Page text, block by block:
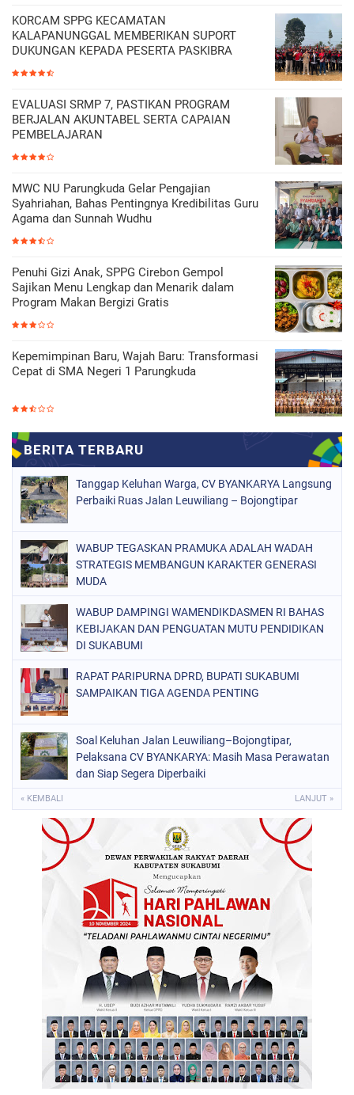
KORCAM SPPG KECAMATAN
KALAPANUNGGAL MEMBERIKAN SUPORT
DUKUNGAN KEPADA PESERTA PASKIBRA
EVALUASI SRMP 7, PASTIKAN PROGRAM
BERJALAN AKUNTABEL SERTA CAPAIAN
PEMBELAJARAN
MWC NU Parungkuda Gelar Pengajian
Syahriahan, Bahas Pentingnya Kredibilitas Guru
Agama dan Sunnah Wudhu
Penuhi Gizi Anak, SPPG Cirebon Gempol
Sajikan Menu Lengkap dan Menarik dalam
Program Makan Bergizi Gratis
Kepemimpinan Baru, Wajah Baru: Transformasi
Cepat di SMA Negeri 1 Parungkuda
Tanggap Keluhan Warga, CV BYANKARYA Langsung
Perbaiki Ruas Jalan Leuwiliang – Bojongtipar
WABUP TEGASKAN PRAMUKA ADALAH WADAH
STRATEGIS MEMBANGUN KARAKTER GENERASI
MUDA
WABUP DAMPINGI WAMENDIKDASMEN RI BAHAS
KEBIJAKAN DAN PENGUATAN MUTU PENDIDIKAN
DI SUKABUMI
RAPAT PARIPURNA DPRD, BUPATI SUKABUMI
SAMPAIKAN TIGA AGENDA PENTING
Soal Keluhan Jalan Leuwiliang–Bojongtipar,
Pelaksana CV BYANKARYA: Masih Masa Perawatan
dan Siap Segera Diperbaiki
« KEMBALI LANJUT »